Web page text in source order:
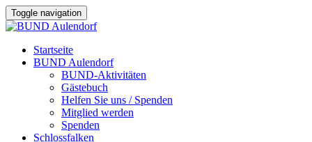
Toggle navigation
Startseite
BUND Aulendorf
BUND-Aktivitäten
Gästebuch
Helfen Sie uns / Spenden
Mitglied werden
Spenden
Schlossfalken